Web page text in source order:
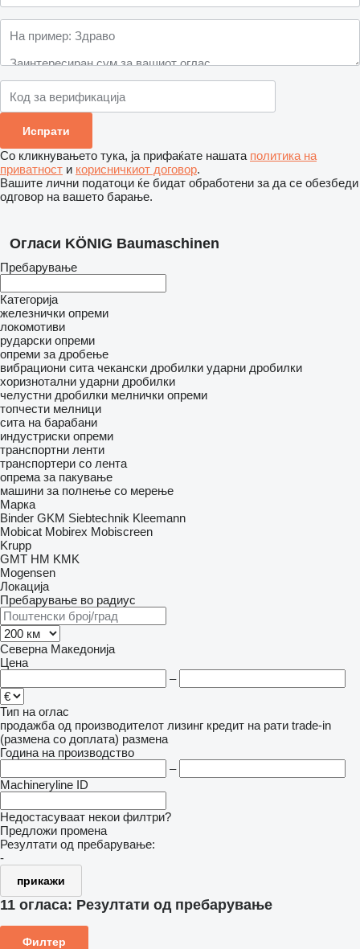
Со кликнувањето тука, ја прифаќате нашата политика на
приватност и корисничкиот договор.
Вашите лични податоци ќе бидат обработени за да се обезбеди
одговор на вашето барање.
Огласи KÖNIG Baumaschinen
Пребарување
Категорија
железнички опреми
локомотиви
рударски опреми
опреми за дробење
вибрациони сита чекански дробилки ударни дробилки
хоризнотални ударни дробилки
челустни дробилки мелнички опреми
топчести мелници
сита на барабани
индустриски опреми
транспортни ленти
транспортери со лента
опрема за пакување
машини за полнење со мерење
Марка
Binder GKM Siebtechnik Kleemann
Mobicat Mobirex Mobiscreen
Krupp
GMT HM KMK
Mogensen
Локација
Пребарување во радиус
Северна Македонија
Цена
–
Тип на оглас
продажба од производителот лизинг кредит на рати trade-in
(размена со доплата) размена
Година на производство
–
Machineryline ID
Недостасуваат некои филтри?
Предложи промена
Резултати од пребарување:
-
прикажи
11 огласа: Резултати од пребарување
Филтер